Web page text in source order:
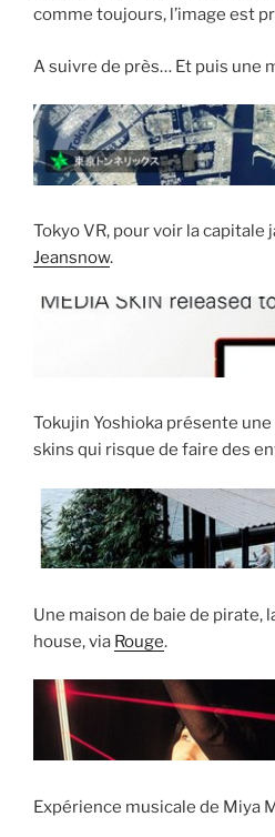
comme toujours, l’image est
A suivre de près… Et puis une
Tokyo VR, pour voir la capitale
Jeansnow.
Tokujin Yoshioka présente
skins qui risque de faire des
Une maison de baie de pirate,
house, via Rouge.
Expérience musicale de Miya